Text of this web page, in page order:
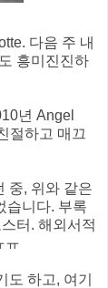
다음 주 내
흥미진진하
년 Angel
절하고 매끄
중, 위와 같은
습니다. 부록
터. 해외서적
ㅠ
하고, 여기